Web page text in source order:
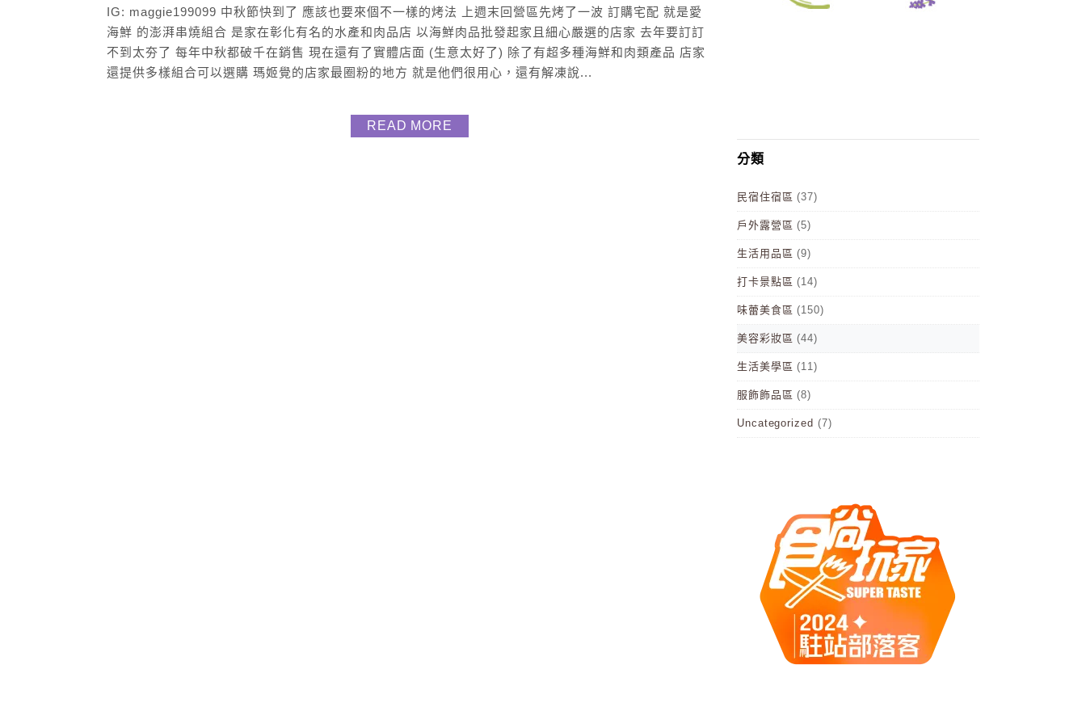
IG: maggie199099 中秋節快到了 應該也要來個不一樣的烤法 上週末回營區先烤了一波 訂購宅配 就是愛
海鮮 的澎湃串燒組合 是家在彰化有名的水產和肉品店 以海鮮肉品批發起家且細心嚴選的店家 去年要訂訂
不到太夯了 每年中秋都破千在銷售 現在還有了實體店面 (生意太好了) 除了有超多種海鮮和肉類產品 店家
還提供多樣組合可以選購 瑪姬覺的店家最圈粉的地方 就是他們很用心，還有解凍說...
READ MORE
分類
民宿住宿區 (37)
戶外露營區 (5)
生活用品區 (9)
打卡景點區 (14)
味蕾美食區 (150)
美容彩妝區 (44)
生活美學區 (11)
服飾飾品區 (8)
Uncategorized (7)